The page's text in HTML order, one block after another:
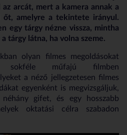
arcát, mert a kamera annak a
őt, amelyre a tekintete irányul.
egy tárgy nézne vissza, mintha
tárgy látna, ha volna szeme.
olyan filmes megoldásokat
sokféle műfajú filmben
a néző jellegzetesen filmes
egyenként is megvizsgáljuk,
gifet, és egy hosszabb
oktatási célra szabadon